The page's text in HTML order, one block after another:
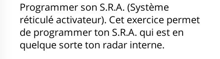
Programmer son S.R.A. (Système
réticulé activateur). Cet exercice permet
de programmer ton S.R.A. qui est en
quelque sorte ton radar interne.